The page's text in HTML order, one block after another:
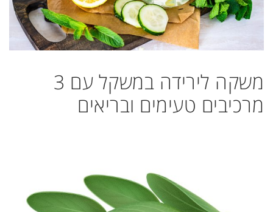
משקה לירידה במשקל עם 3
מרכיבים טעימים ובריאים